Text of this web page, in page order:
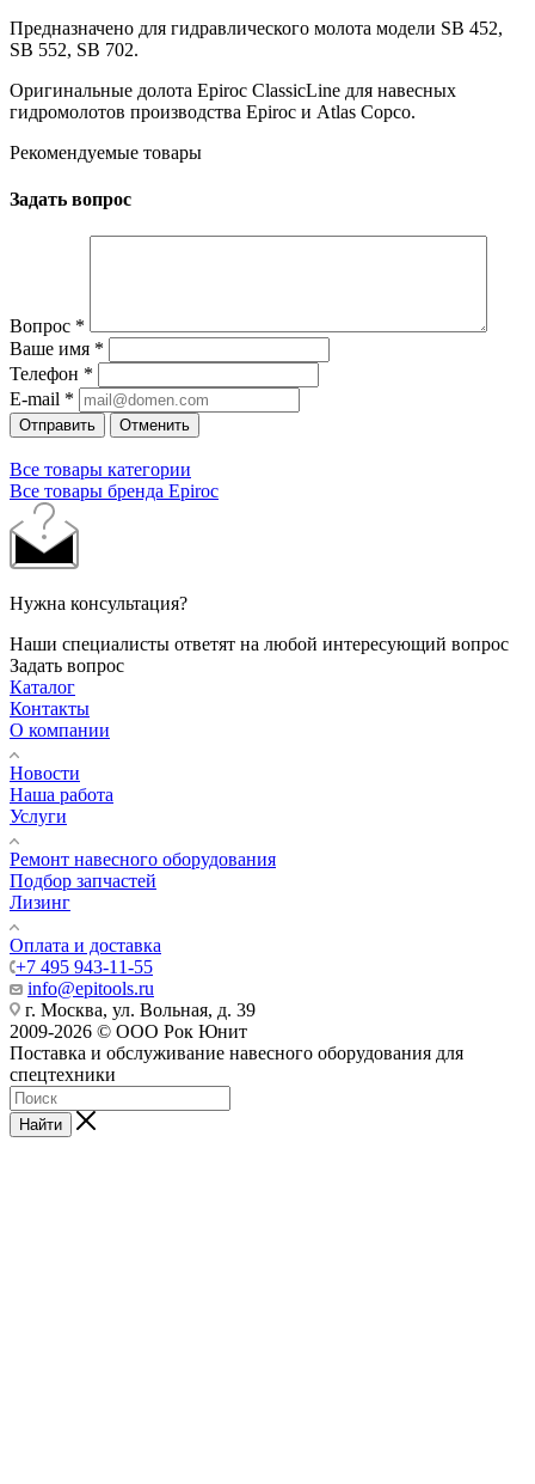
Предназначено для гидравлического молота модели SB 452,
SB 552, SB 702.
Оригинальные долота Epiroc ClassicLine для навесных
гидромолотов производства Epiroc и Atlas Copco.
Рекомендуемые товары
Задать вопрос
Вопрос *
Ваше имя *
Телефон *
E-mail *
Отправить Отменить
Все товары категории
Все товары бренда Epiroc
Нужна консультация?
Наши специалисты ответят на любой интересующий вопрос
Задать вопрос
Каталог
Контакты
О компании
Новости
Наша работа
Услуги
Ремонт навесного оборудования
Подбор запчастей
Лизинг
Оплата и доставка
+7 495 943-11-55
info@epitools.ru
г. Москва, ул. Вольная, д. 39
2009-2026 © ООО Рок Юнит
Поставка и обслуживание навесного оборудования для
спецтехники
Найти